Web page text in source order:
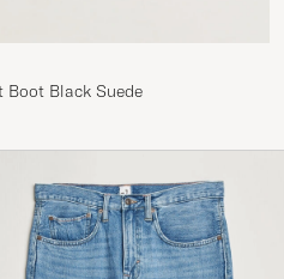
Boot Black Suede